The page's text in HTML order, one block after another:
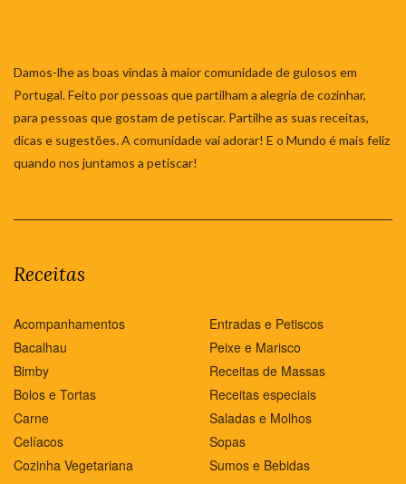
Damos-lhe as boas vindas à maior comunidade de gulosos em
Portugal. Feito por pessoas que partilham a alegria de cozinhar,
para pessoas que gostam de petiscar. Partilhe as suas receitas,
dicas e sugestões. A comunidade vai adorar! E o Mundo é mais feliz
quando nos juntamos a petiscar!
Receitas
Acompanhamentos
Bacalhau
Bimby
Bolos e Tortas
Carne
Celíacos
Cozinha Vegetariana
Entradas e Petiscos
Peixe e Marisco
Receitas de Massas
Receitas especiais
Saladas e Molhos
Sopas
Sumos e Bebidas